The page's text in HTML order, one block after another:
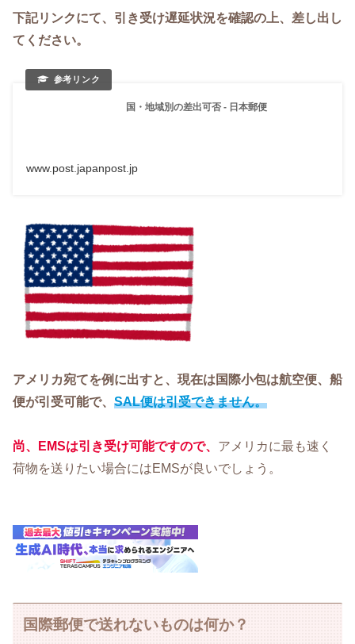
下記リンクにて、引き受け遅延状況を確認の上、差し出し
てください。
国・地域別の差出可否 - 日本郵便
www.post.japanpost.jp
アメリカ宛てを例に出すと、現在は国際小包は航空便、船
便が引受可能で、 SAL便は引受できません。
尚、EMSは引き受け可能ですので、 アメリカに最も速く
荷物を送りたい場合にはEMSが良いでしょう。
国際郵便で送れないものは何か？